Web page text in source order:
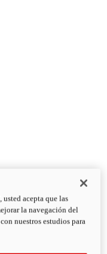
acepta que las
la navegación del
nuestros estudios para